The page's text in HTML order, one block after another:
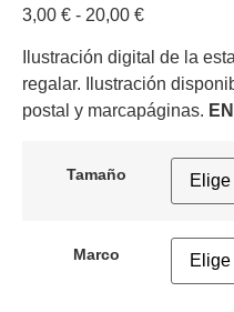
3,00 € - 20,00 €
Ilustración digital de la
regalar. Ilustración
postal y marcapáginas.
Tamaño
Marco